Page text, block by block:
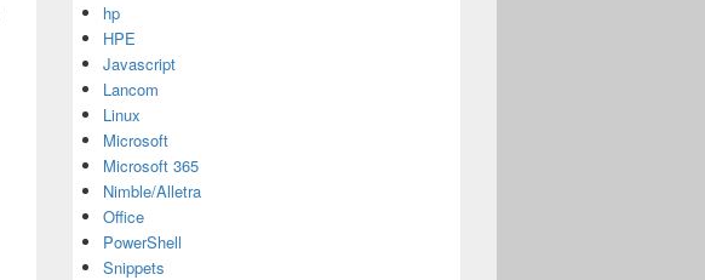
hp
HPE
Javascript
Lancom
Linux
Microsoft
Microsoft 365
Nimble/Alletra
Office
PowerShell
Snippets